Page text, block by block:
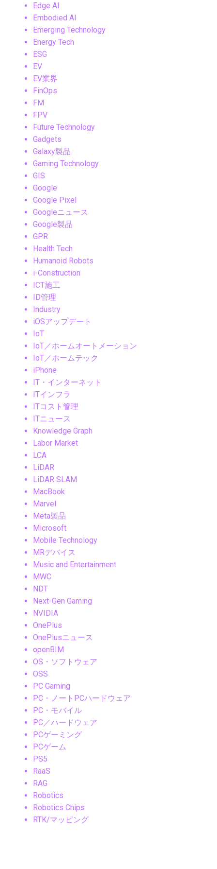
Edge AI
Embodied AI
Emerging Technology
Energy Tech
ESG
EV
EV業界
FinOps
FM
FPV
Future Technology
Gadgets
Galaxy製品
Gaming Technology
GIS
Google
Google Pixel
Googleニュース
Google製品
GPR
Health Tech
Humanoid Robots
i-Construction
ICT施工
ID管理
Industry
iOSアップデート
IoT
IoT／ホームオートメーション
IoT／ホームテック
iPhone
IT・インターネット
ITインフラ
ITコスト管理
ITニュース
Knowledge Graph
Labor Market
LCA
LiDAR
LiDAR SLAM
MacBook
Marvel
Meta製品
Microsoft
Mobile Technology
MRデバイス
Music and Entertainment
MWC
NDT
Next-Gen Gaming
NVIDIA
OnePlus
OnePlusニュース
openBIM
OS・ソフトウェア
OSS
PC Gaming
PC・ノートPCハードウェア
PC・モバイル
PC／ハードウェア
PCゲーミング
PCゲーム
PS5
RaaS
RAG
Robotics
Robotics Chips
RTK/マッピング